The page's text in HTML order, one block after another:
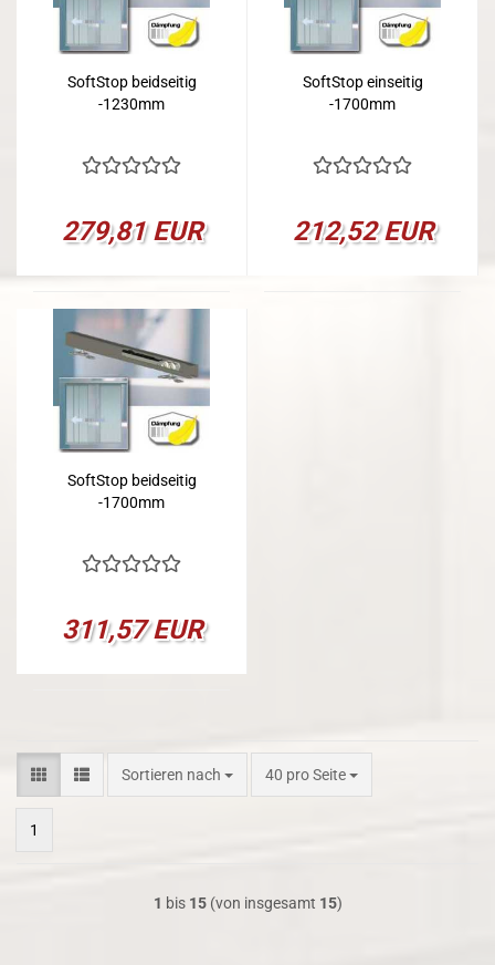
SoftStop beidseitig
-1230mm
279,81 EUR
SoftStop einseitig
-1700mm
212,52 EUR
SoftStop beidseitig
-1700mm
311,57 EUR
Sortieren nach
Sortieren nach 40 pro Seite
pro Seite
1
1 bis 15(von insgesamt 15)